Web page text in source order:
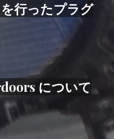
行ったプラグ
について